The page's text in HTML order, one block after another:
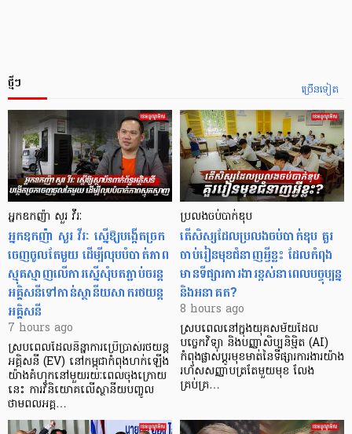
ច្រើនទៀត
ថ្មីៗ
អ្នកឧកញ៉ា សួរ វីរៈ
អ្នកឧកញ៉ា សួរ វីរៈ ស្នើឱ្យបង្កើតច្រក
ចេញចូលតែមួយ ដើម្បីលុបបំបាត់ភាព
ស្មុគស្មាញលើការស្នើសុំបតភ្ជាប់ចរន្ត
អគ្គិសនីទៅកាន់ស្ថានីយសាករថយន្ត
អគ្គិសនី
7 hours ago
ស្របពេលដែលនិន្នាការប្រើប្រាស់រថយន្ត
អគ្គិសនី (EV) នៅកម្ពុជាកំពុងហក់ឡើង
យ៉ាងគំហុកនៅមួយរយៈពេលចុងក្រោយ
នេះ ការវិនិយោគលើស្ថានីយបញ្ចូល
ថាមពលអគ្គ…
ប្រលងចប់បាក់ឌុប
តើសិស្សដែលប្រលងចប់បាក់ឌុប គួរ
ចាប់រៀនមុខជំនាញអ្វីខ្លះ ដែលកំពុង
មានទីផ្សារការងារខ្ពស់នាពេលបច្ចុប្បន្ន
និងអនាគត?
8 hours ago
ស្របពេលនៅក្នុងយុគសម័យដែល
បច្ចេកវិទ្យា និងបញ្ញាសិប្បនិម្មិត (AI)
កំពុងផ្លាស់ប្តូរមុខមាត់នៃទីផ្សារការងារយ៉ាង
រហ័សសញ្ញាបត្រតែមួយមុខ លែង
គ្រប់គ្រ…